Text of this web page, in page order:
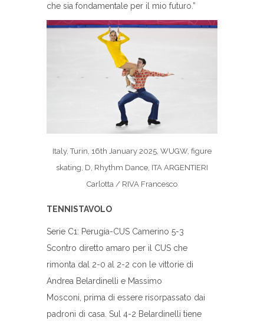
che sia fondamentale per il mio futuro.”
Italy, Turin, 16th January 2025, WUGW, figure
skating, D, Rhythm Dance, ITA ARGENTIERI
Carlotta / RIVA Francesco
TENNISTAVOLO
Serie C1: Perugia-CUS Camerino 5-3
Scontro diretto amaro per il CUS che
rimonta dal 2-0 al 2-2 con le vittorie di
Andrea Belardinelli e Massimo
Mosconi, prima di essere risorpassato dai
padroni di casa. Sul 4-2 Belardinelli tiene